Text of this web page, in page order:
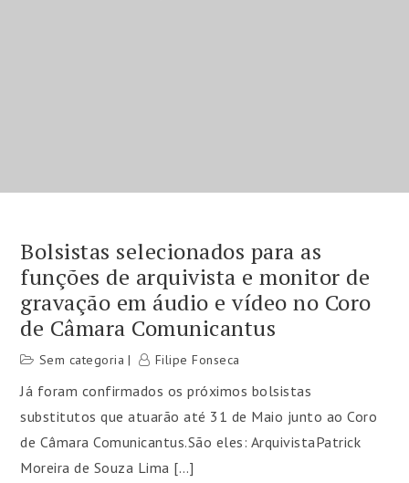
Bolsistas selecionados para as
funções de arquivista e monitor de
gravação em áudio e vídeo no Coro
de Câmara Comunicantus
Sem categoria Filipe Fonseca
Já foram confirmados os próximos bolsistas
substitutos que atuarão até 31 de Maio junto ao Coro
de Câmara Comunicantus.São eles: ArquivistaPatrick
Moreira de Souza Lima […]